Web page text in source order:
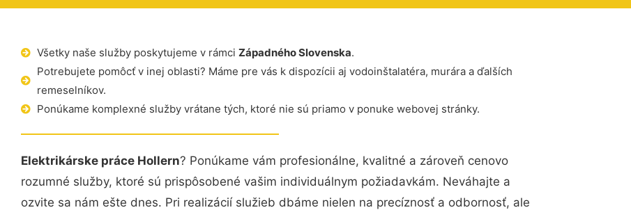
Všetky naše služby poskytujeme v rámci Západného Slovenska.
Potrebujete pomôcť v inej oblasti? Máme pre vás k dispozícii aj vodoinštalatéra, murára a ďalších
remeselníkov.
Ponúkame komplexné služby vrátane tých, ktoré nie sú priamo v ponuke webovej stránky.
Elektrikárske práce Hollern? Ponúkame vám profesionálne, kvalitné a zároveň cenovo
rozumné služby, ktoré sú prispôsobené vašim individuálnym požiadavkám. Neváhajte a
ozvite sa nám ešte dnes. Pri realizácií služieb dbáme nielen na precíznosť a odbornosť, ale